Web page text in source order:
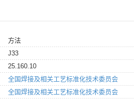
方法
J33
25.160.10
全国焊接及相关工艺标准化技术委员会
全国焊接及相关工艺标准化技术委员会